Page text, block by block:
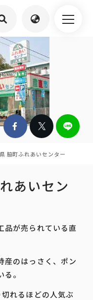
脇町ふれあいセンター
あいセン
品が売られている直
産のはっさく、ポン
。
れるほどの人気ぶ